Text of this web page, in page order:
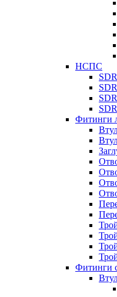
НСПС
Фитинги
Фитинги